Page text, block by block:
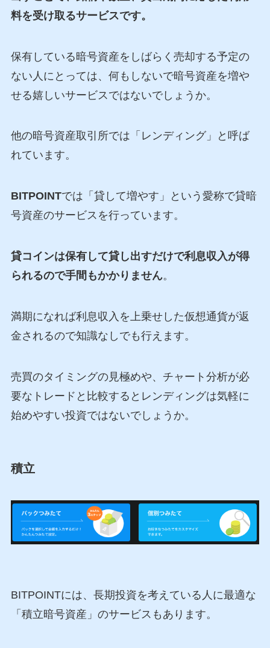
料を受け取るサービスです。
保有している暗号資産をしばらく売却する予定の
ない人にとっては、何もしないで暗号資産を増や
せる嬉しいサービスではないでしょうか。
他の暗号資産取引所では「レンディング」と呼ば
れています。
BITPOINTでは「貸して増やす」という愛称で貸暗
号資産のサービスを行っています。
貸コインは保有して貸し出すだけで利息収入が得
られるので手間もかかりません。
満期になれば利息収入を上乗せした仮想通貨が返
金されるので知識なしでも行えます。
売買のタイミングの見極めや、チャート分析が必
要なトレードと比較するとレンディングは気軽に
始めやすい投資ではないでしょうか。
積立
BITPOINTには、長期投資を考えている人に最適な
「積立暗号資産」のサービスもあります。